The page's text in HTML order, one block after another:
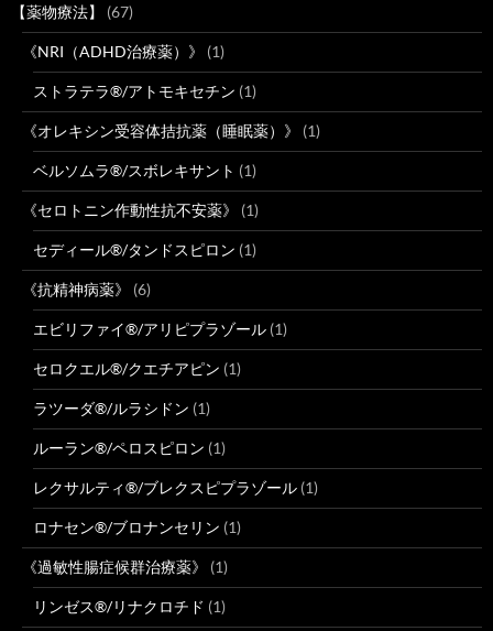
【薬物療法】 (67)
《NRI（ADHD治療薬）》 (1)
ストラテラ®/アトモキセチン (1)
《オレキシン受容体拮抗薬（睡眠薬）》 (1)
ベルソムラ®/スボレキサント (1)
《セロトニン作動性抗不安薬》 (1)
セディール®/タンドスピロン (1)
《抗精神病薬》 (6)
エビリファイ®/アリピプラゾール (1)
セロクエル®/クエチアピン (1)
ラツーダ®/ルラシドン (1)
ルーラン®/ペロスピロン (1)
レクサルティ®/ブレクスピプラゾール (1)
ロナセン®/ブロナンセリン (1)
《過敏性腸症候群治療薬》 (1)
リンゼス®/リナクロチド (1)